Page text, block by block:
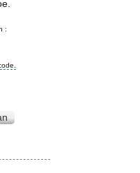
: